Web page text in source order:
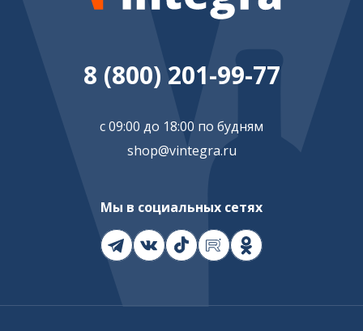
8 (800) 201-99-77
с 09:00 до 18:00 по будням
shop@vintegra.ru
Мы в социальных сетях